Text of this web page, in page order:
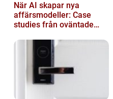
När AI skapar nya
affärsmodeller: Case
studies från oväntade